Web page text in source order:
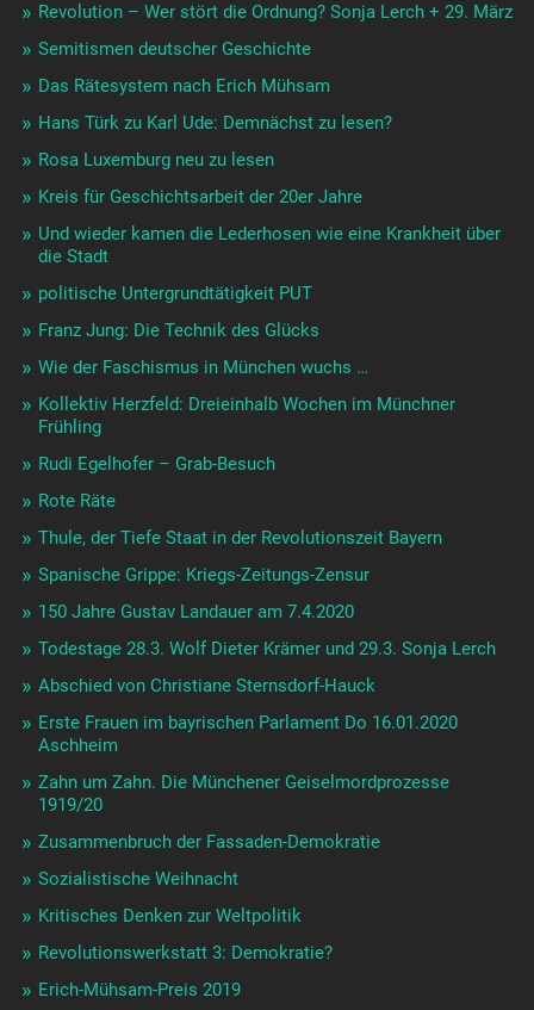
Revolution – Wer stört die Ordnung? Sonja Lerch + 29. März
Semitismen deutscher Geschichte
Das Rätesystem nach Erich Mühsam
Hans Türk zu Karl Ude: Demnächst zu lesen?
Rosa Luxemburg neu zu lesen
Kreis für Geschichtsarbeit der 20er Jahre
Und wieder kamen die Lederhosen wie eine Krankheit über
die Stadt
politische Untergrundtätigkeit PUT
Franz Jung: Die Technik des Glücks
Wie der Faschismus in München wuchs …
Kollektiv Herzfeld: Dreieinhalb Wochen im Münchner
Frühling
Rudi Egelhofer – Grab-Besuch
Rote Räte
Thule, der Tiefe Staat in der Revolutionszeit Bayern
Spanische Grippe: Kriegs-Zeitungs-Zensur
150 Jahre Gustav Landauer am 7.4.2020
Todestage 28.3. Wolf Dieter Krämer und 29.3. Sonja Lerch
Abschied von Christiane Sternsdorf-Hauck
Erste Frauen im bayrischen Parlament Do 16.01.2020
Aschheim
Zahn um Zahn. Die Münchener Geiselmordprozesse
1919/20
Zusammenbruch der Fassaden-Demokratie
Sozialistische Weihnacht
Kritisches Denken zur Weltpolitik
Revolutionswerkstatt 3: Demokratie?
Erich-Mühsam-Preis 2019